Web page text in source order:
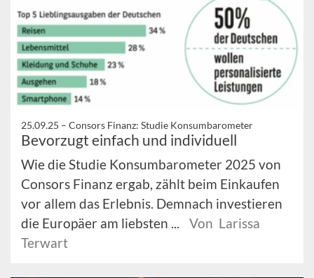
25.09.25 – Consors Finanz: Studie Konsumbarometer
Bevorzugt einfach und individuell
Wie die Studie Konsumbarometer 2025 von
Consors Finanz ergab, zählt beim Einkaufen
vor allem das Erlebnis. Demnach investieren
die Europäer am liebsten ...
Von Larissa
Terwart